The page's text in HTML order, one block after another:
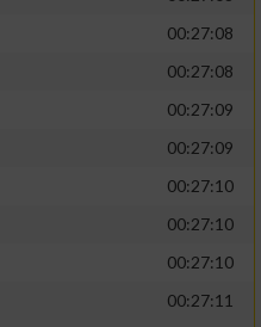
00:27:08
00:27:08
00:27:09
00:27:09
00:27:10
00:27:10
00:27:10
00:27:11